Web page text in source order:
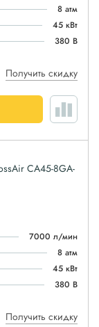
8 атм
45 кВт
380 В
Получить скидку
CA45-8GA-
7000 л/мин
8 атм
45 кВт
380 В
Получить скидку